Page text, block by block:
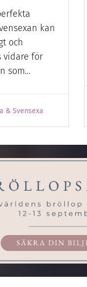
kan
och
vidare för
som…
& Svensexa